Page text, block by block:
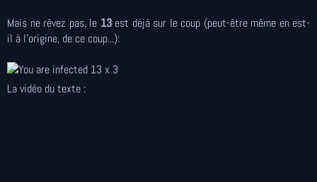
Mais ne rêvez pas, le 13est déjà sur le coup (peut-être même en est-
il à l'origine, de ce coup...):
La vidéo du texte :